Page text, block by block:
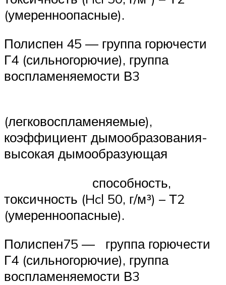
(умеренноопасные).
Полиспен 45 — группа горючести
Г4 (сильногорючие), группа
воспламеняемости В3
(легковоспламеняемые),
коэффициент дымообразования-
высокая дымообразующая
способность,
токсичность (Hcl 50, г/м³) – Т2
(умеренноопасные).
Полиспен75 — группа горючести
Г4 (сильногорючие), группа
воспламеняемости В3